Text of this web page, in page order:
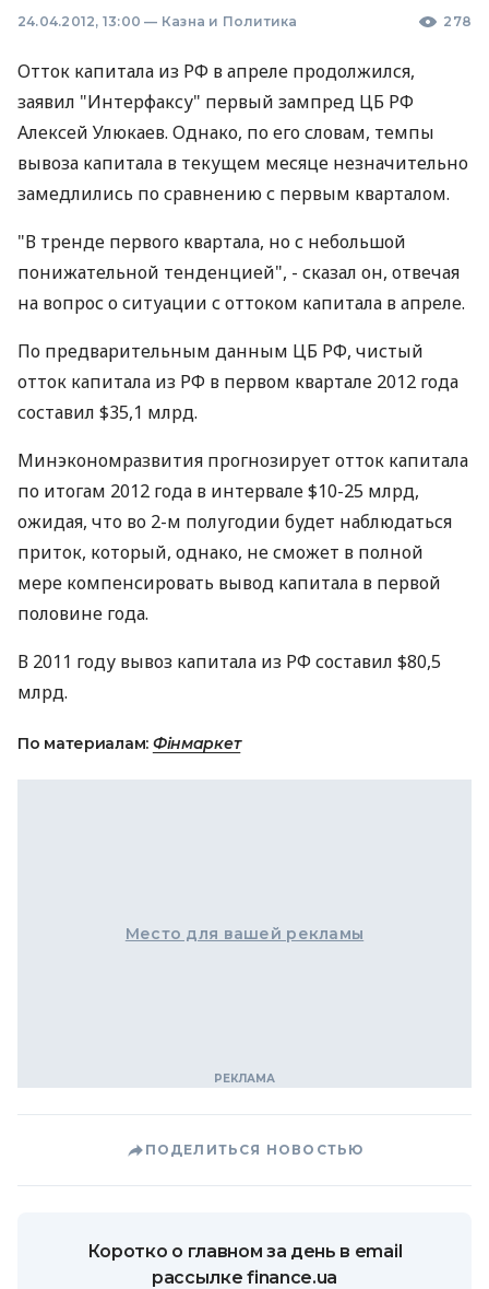
24.04.2012, 13:00 — Казна и Политика 278
Отток капитала из РФ в апреле продолжился,
заявил "Интерфаксу" первый зампред ЦБ РФ
Алексей Улюкаев. Однако, по его словам, темпы
вывоза капитала в текущем месяце незначительно
замедлились по сравнению с первым кварталом.
"В тренде первого квартала, но с небольшой
понижательной тенденцией", - сказал он, отвечая
на вопрос о ситуации с оттоком капитала в апреле.
По предварительным данным ЦБ РФ, чистый
отток капитала из РФ в первом квартале 2012 года
составил $35,1 млрд.
Минэкономразвития прогнозирует отток капитала
по итогам 2012 года в интервале $10-25 млрд,
ожидая, что во 2-м полугодии будет наблюдаться
приток, который, однако, не сможет в полной
мере компенсировать вывод капитала в первой
половине года.
В 2011 году вывоз капитала из РФ составил $80,5
млрд.
По материалам: Фінмаркет
Место для вашей рекламы
ПОДЕЛИТЬСЯ НОВОСТЬЮ
Коротко о главном за день в email
рассылке finance.ua